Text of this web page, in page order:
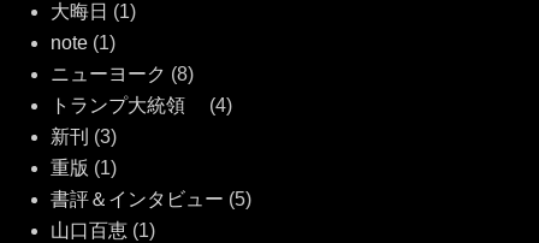
大晦日 (1)
note(1)
ニューヨーク (8)
トランプ大統領
(4)
新刊 (3)
重版 (1)
書評＆インタビュー (5)
山口百恵(1)